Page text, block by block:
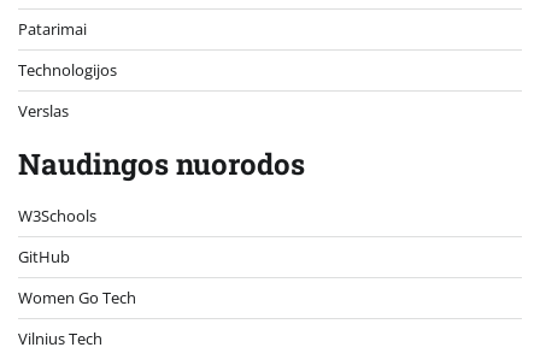
Patarimai
Technologijos
Verslas
Naudingos nuorodos
W3Schools
GitHub
Women Go Tech
Vilnius Tech